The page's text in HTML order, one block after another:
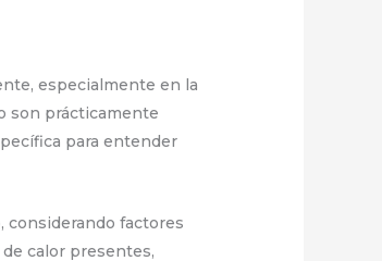
especialmente en la
son prácticamente
para entender
considerando factores
calor presentes,